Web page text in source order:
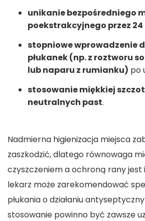
unikanie bezpośredniego
poekstrakcyjnego przez
stopniowe wprowadzenie
płukanek (np. z roztworu
lub naparu z rumianku) po
stosowanie miękkiej
neutralnych past.
Nadmierna higienizacja miejsca
zaszkodzić, dlatego równowaga
czyszczeniem a ochroną rany jest
lekarz może zarekomendować
płukania o działaniu
stosowanie powinno być zawsze